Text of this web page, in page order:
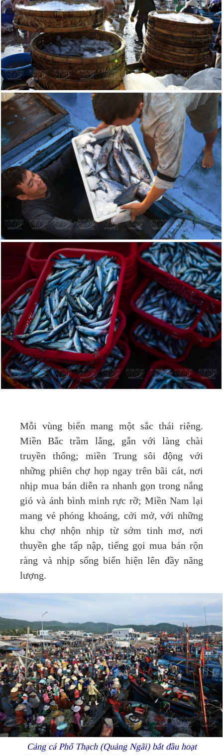
Mỗi vùng biển mang một sắc thái riêng.
Miền Bắc trầm lắng, gắn với làng chài
truyền thống; miền Trung sôi động với
những phiên chợ họp ngay trên bãi cát, nơi
nhịp mua bán diễn ra nhanh gọn trong nắng
gió và ánh bình minh rực rỡ; Miền Nam lại
mang vẻ phóng khoáng, cởi mở, với những
khu chợ nhộn nhịp từ sớm tinh mơ, nơi
thuyền ghe tấp nập, tiếng gọi mua bán rộn
ràng và nhịp sống biển hiện lên đầy năng
lượng.
Cảng cá Phổ Thạch (Quảng Ngãi) bắt đầu hoạt